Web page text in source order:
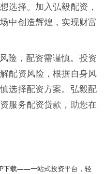
选择。加入弘毅配资，
中创造辉煌，实现财富
险，配资需谨慎。投资
配资风险，根据自身风
选择配资方案。弘毅配
服务配资贷款，助您在
下载——一站式投资平台，轻